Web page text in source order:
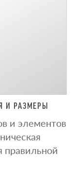
И РАЗМЕРЫ
и элементов